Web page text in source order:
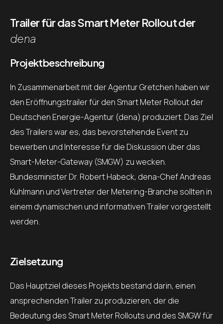
Trailer für das Smart Meter Rollout der
dena
Projektbeschreibung
In Zusammenarbeit mit der Agentur Gretchen haben wir
den Eröffnungstrailer für den Smart Meter Rollout der
Deutschen Energie-Agentur (dena) produziert. Das Ziel
des Trailers war es, das bevorstehende Event zu
bewerben und Interesse für die Diskussion über das
Smart-Meter-Gateway (SMGW) zu wecken.
Bundesminister Dr. Robert Habeck, dena-Chef Andreas
Kuhlmann und Vertreter der Metering-Branche sollten in
einem dynamischen und informativen Trailer vorgestellt
werden.
Zielsetzung
Das Hauptziel dieses Projekts bestand darin, einen
ansprechenden Trailer zu produzieren, der die
Bedeutung des Smart Meter Rollouts und des SMGW für